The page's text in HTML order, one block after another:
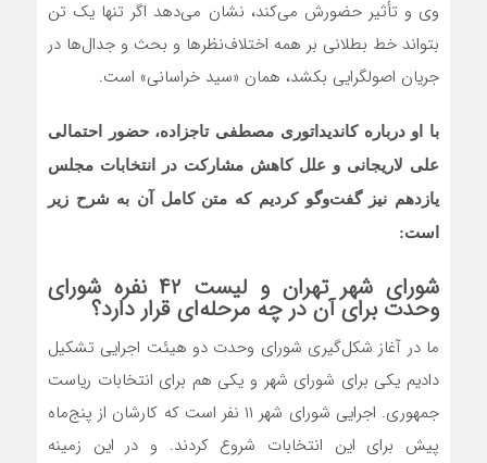
وی و تأثیر حضورش می‌کند، نشان می‌دهد اگر تنها یک تن
بتواند خط بطلانی بر همه اختلاف‌نظرها و بحث و جدال‌ها در
جریان اصولگرایی بکشد، همان «سید خراسانی» است.
با او درباره کاندیداتوری مصطفی تاجزاده، حضور احتمالی
علی لاریجانی و علل کاهش مشارکت در انتخابات مجلس
یازدهم نیز گفت‌وگو کردیم که متن کامل آن به شرح زیر
است:
شورای شهر تهران و لیست ۴۲ نفره شورای
وحدت برای آن در چه مرحله‌ای قرار دارد؟
ما در آغاز شکل‌گیری شورای وحدت دو هیئت اجرایی تشکیل
دادیم یکی برای شورای شهر و یکی هم برای انتخابات ریاست
جمهوری. اجرایی شورای شهر ۱۱ نفر است که کارشان از پنج‌ماه
پیش برای این انتخابات شروع کردند. و در این زمینه